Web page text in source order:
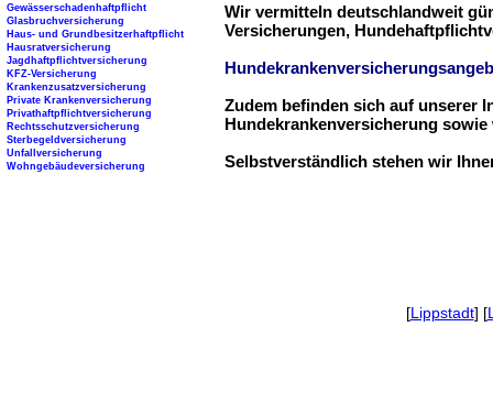
Wir vermitteln deutschlandweit
Versicherungen,
Zudem befinden sich auf unserer
Hundekrankenversicherung
Selbstverständlich stehen wir
Gewässerschadenhaftpflicht
Glasbruchversicherung
Haus- und Grundbesitzerhaftpflicht
Hausratversicherung
Jagdhaftpflichtversicherung
KFZ-Versicherung
Krankenzusatzversicherung
Private Krankenversicherung
Privathaftpflichtversicherung
Rechtsschutzversicherung
Sterbegeldversicherung
Unfallversicherung
Wohngebäudeversicherung
[Lippstadt] [